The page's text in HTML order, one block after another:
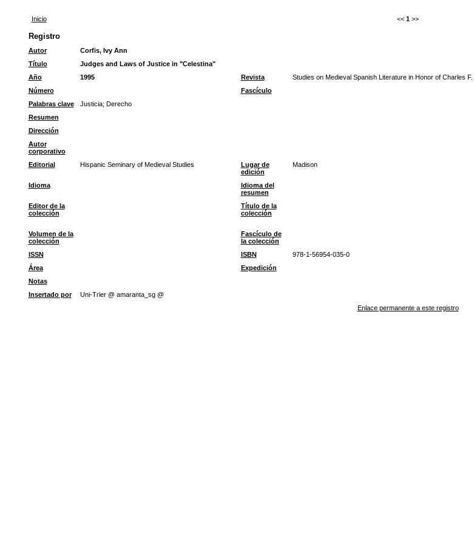
Inicio << 1 >>
Registro
Autor
Corfis, Ivy Ann
Título
Judges and Laws of Justice in "Celestina"
Año
1995 Revista Studies on Medieval Spanish Literature in Honor of Charles
Número
Fascículo
Palabras clave
Justicia; Derecho
Resumen
Dirección
Autor
corporativo
Editorial Hispanic Seminary of Medieval Studies
Lugar de
edición
Madison
Idioma
Idioma del
resumen
Editor de la
colección
Título de la
colección
Volumen de la
colección
Fascículo de
la colección
ISSN ISBN 978-1-56954-035-0
Área
Expedición
Notas
Insertado por
Uni-Trier @ amaranta_sg @
Enlace permanente a este registro